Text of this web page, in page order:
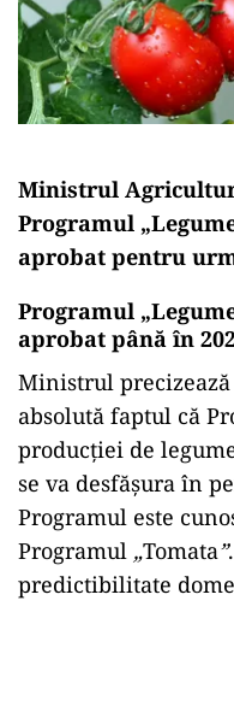
Ministrul
Programul
aprobat pentru
Programul
aprobat până în
Ministrul precizează
absolută faptul că
producției de
se va desfăşura în
Programul este
Programul „Tomata”
predictibilitate